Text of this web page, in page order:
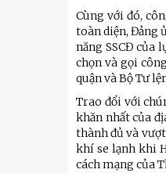
Cùng với đó,
toàn diện, Đảng
năng SSCĐ của
chọn và gọi
quận và Bộ Tư
Trao đổi với
khăn nhất của
thành đủ và
khí se lạnh khi
cách mạng của